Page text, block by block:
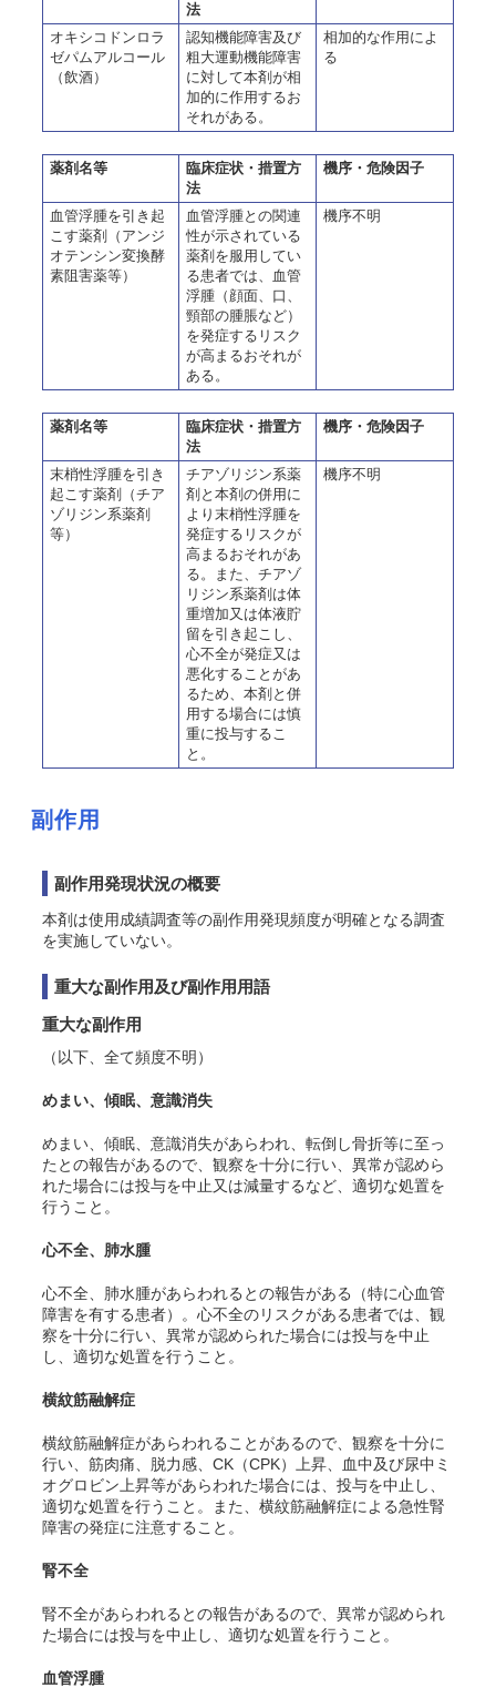
法
オキシコドンロラ
ゼパムアルコール
（飲酒）
認知機能障害及び
粗大運動機能障害
に対して本剤が相
加的に作用するお
それがある。
相加的な作用によ
る
薬剤名等
臨床症状・措置方
法
機序・危険因子
血管浮腫を引き起
こす薬剤（アンジ
オテンシン変換酵
素阻害薬等）
血管浮腫との関連
性が示されている
薬剤を服用してい
る患者では、血管
浮腫（顔面、口、
頸部の腫脹など）
を発症するリスク
が高まるおそれが
ある。
機序不明
薬剤名等
臨床症状・措置方
法
機序・危険因子
末梢性浮腫を引き
起こす薬剤（チア
ゾリジン系薬剤
等）
チアゾリジン系薬
剤と本剤の併用に
より末梢性浮腫を
発症するリスクが
高まるおそれがあ
る。また、チアゾ
リジン系薬剤は体
重増加又は体液貯
留を引き起こし、
心不全が発症又は
悪化することがあ
るため、本剤と併
用する場合には慎
重に投与するこ
と。
機序不明
副作用
副作用発現状況の概要
本剤は使用成績調査等の副作用発現頻度が明確となる調査
を実施していない。
重大な副作用及び副作用用語
重大な副作用
（以下、全て頻度不明）
めまい、傾眠、意識消失
めまい、傾眠、意識消失があらわれ、転倒し骨折等に至っ
たとの報告があるので、観察を十分に行い、異常が認めら
れた場合には投与を中止又は減量するなど、適切な処置を
行うこと。
心不全、肺水腫
心不全、肺水腫があらわれるとの報告がある（特に心血管
障害を有する患者）。心不全のリスクがある患者では、観
察を十分に行い、異常が認められた場合には投与を中止
し、適切な処置を行うこと。
横紋筋融解症
横紋筋融解症があらわれることがあるので、観察を十分に
行い、筋肉痛、脱力感、CK（CPK）上昇、血中及び尿中ミ
オグロビン上昇等があらわれた場合には、投与を中止し、
適切な処置を行うこと。また、横紋筋融解症による急性腎
障害の発症に注意すること。
腎不全
腎不全があらわれるとの報告があるので、異常が認められ
た場合には投与を中止し、適切な処置を行うこと。
血管浮腫